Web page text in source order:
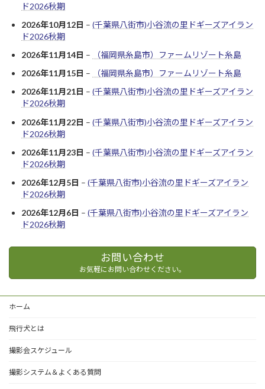
ド2026秋期
2026年10月12日 – (千葉県八街市)小谷流の里ドギーズアイラン
ド2026秋期
2026年11月14日 –
（福岡県糸島市）ファームリゾート糸島
2026年11月15日 –
（福岡県糸島市）ファームリゾート糸島
2026年11月21日 – (千葉県八街市)小谷流の里ドギーズアイラン
ド2026秋期
2026年11月22日 – (千葉県八街市)小谷流の里ドギーズアイラン
ド2026秋期
2026年11月23日 – (千葉県八街市)小谷流の里ドギーズアイラン
ド2026秋期
2026年12月5日 – (千葉県八街市)小谷流の里ドギーズアイラン
ド2026秋期
2026年12月6日 – (千葉県八街市)小谷流の里ドギーズアイラン
ド2026秋期
お問い合わせ
お気軽にお問い合わせください。
ホーム
飛行犬とは
撮影会スケジュール
撮影システム＆よくある質問